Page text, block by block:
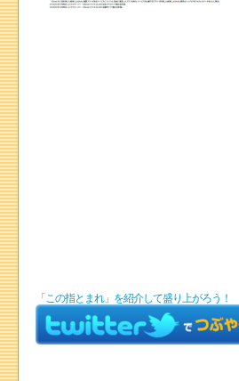
「この指とまれ」を紹介して盛り上がろう！